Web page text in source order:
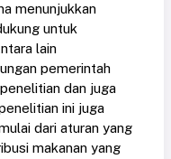
menunjukkan
untuk
lain
pemerintah
dan juga
ini juga
dari aturan yang
makanan yang